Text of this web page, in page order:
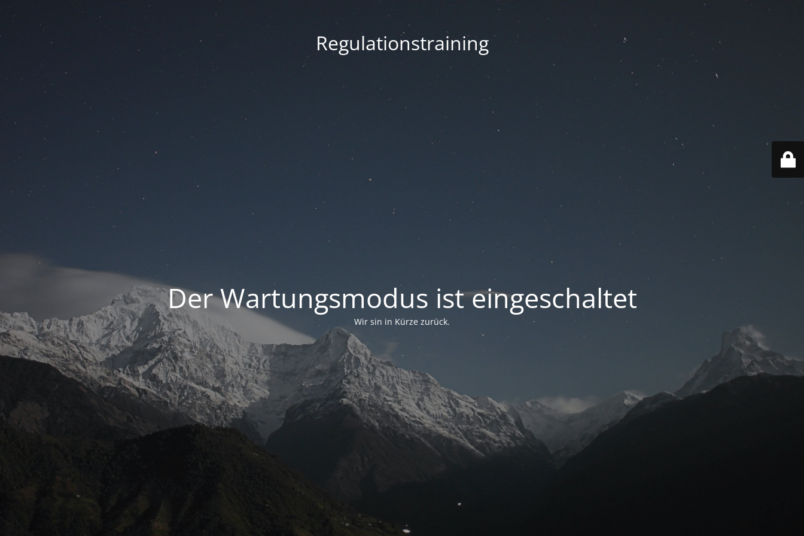
Regulationstraining
Der Wartungsmodus ist eingeschaltet
Wir sin in Kürze zurück.